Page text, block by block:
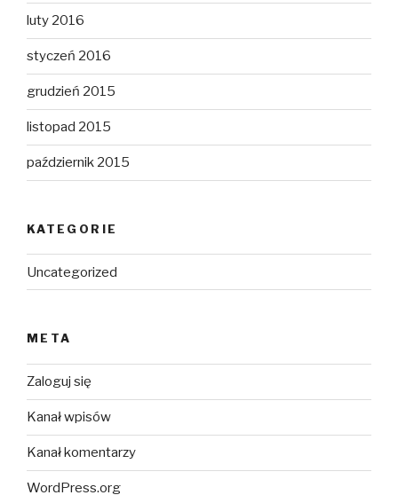
luty 2016
styczeń 2016
grudzień 2015
listopad 2015
październik 2015
KATEGORIE
Uncategorized
META
Zaloguj się
Kanał wpisów
Kanał komentarzy
WordPress.org